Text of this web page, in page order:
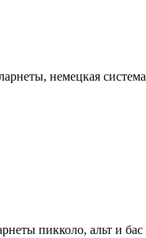
немецкая система
пикколо, альт и бас